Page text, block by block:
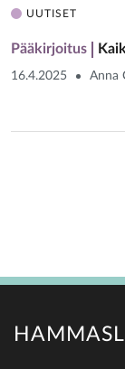
UUTISET
Pääkirjoitus
16.4.2025 Anna